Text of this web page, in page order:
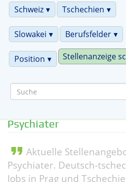
Schweiz Tschechien
Slowakei Berufsfelder
Position Stellenanzeige
Psychiater
format_quote Aktuelle
Psychiater. Deutsch-
Jobs in Prag und